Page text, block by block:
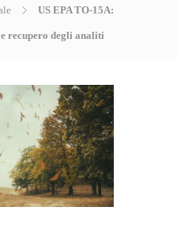
US EPA TO-15A:
recupero degli analiti